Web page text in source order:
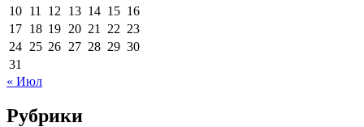
10 11 12 13 14 15 16
17 18 19 20 21 22 23
24 25 26 27 28 29 30
31
« Июл
Рубрики